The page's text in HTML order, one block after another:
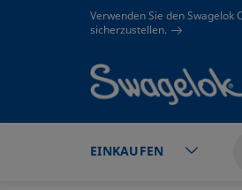
text.skipToContent
text.skipToNavigation
Verwenden Sie den
sicherzustellen.
EINKAUFEN